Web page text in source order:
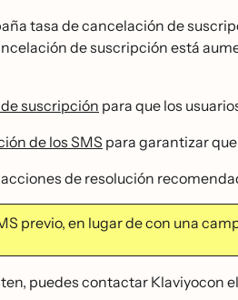
tasa de cancelación de
de suscripción está
suscripción para que los
de los SMS para garantizar
de resolución
previo, en lugar de con una
puedes contactar Klaviyocon